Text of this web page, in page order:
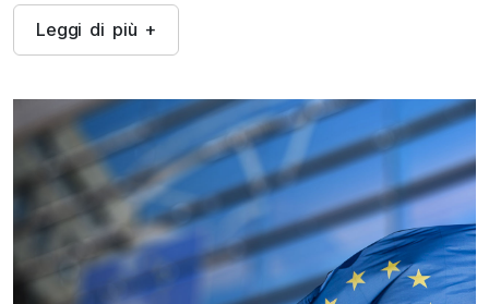
Leggi di più +